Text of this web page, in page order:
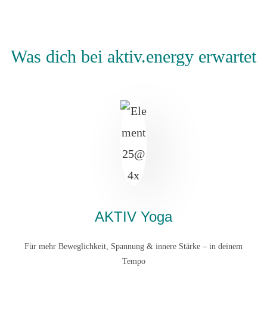
Was dich bei aktiv.energy erwartet
AKTIV Yoga
Für mehr Beweglichkeit, Spannung & innere Stärke – in deinem
Tempo